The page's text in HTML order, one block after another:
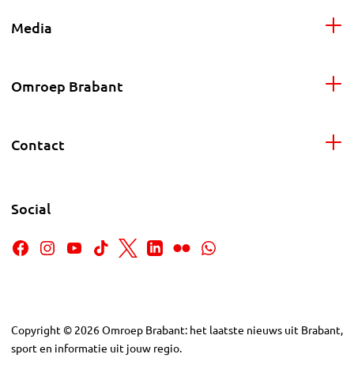
Media
Omroep Brabant
Contact
Social
Copyright © 2026Omroep Brabant: het laatste nieuws uit Brabant,
sport en informatie uit jouw regio.